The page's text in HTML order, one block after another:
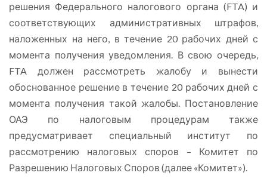
решения Федерального налогового органа (FTA) и
соответствующих административных штрафов,
наложенных на него, в течение 20 рабочих дней с
момента получения уведомления. В свою очередь,
FTA должен рассмотреть жалобу и вынести
обоснованное решение в течение 20 рабочих дней с
момента получения такой жалобы. Постановление
ОАЭ по налоговым процедурам также
предусматривает специальный институт по
рассмотрению налоговых споров – Комитет по
Разрешению Налоговых Споров (далее «Комитет»).